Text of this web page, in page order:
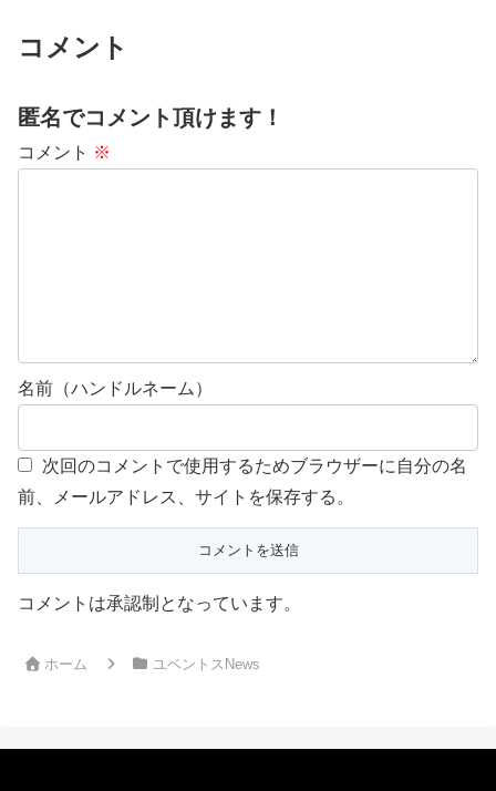
コメント
匿名でコメント頂けます！
コメント ※
名前（ハンドルネーム）
次回のコメントで使用するためブラウザーに自分の名
前、メールアドレス、サイトを保存する。
コメントは承認制となっています。
ホーム ユベントスNews